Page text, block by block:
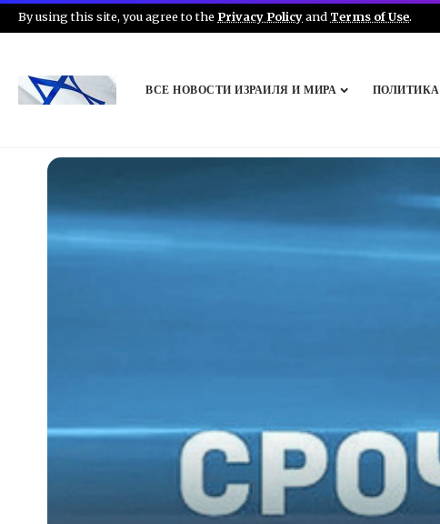
By using this site, you agree to the Privacy Policyand Terms of Use.
ВСЕ НОВОСТИ ИЗРАИЛЯ И МИРА ПОЛИТИКА